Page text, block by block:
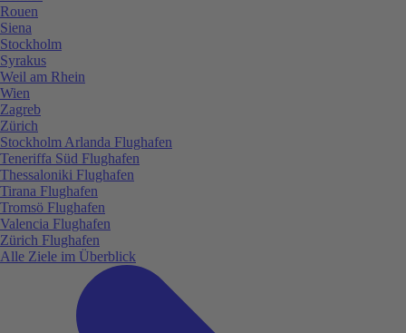
Rouen
Siena
Stockholm
Syrakus
Weil am Rhein
Wien
Zagreb
Zürich
Stockholm Arlanda Flughafen
Teneriffa Süd Flughafen
Thessaloniki Flughafen
Tirana Flughafen
Tromsö Flughafen
Valencia Flughafen
Zürich Flughafen
Alle Ziele im Überblick